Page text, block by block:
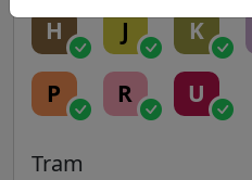
H J K
P R U
Tram